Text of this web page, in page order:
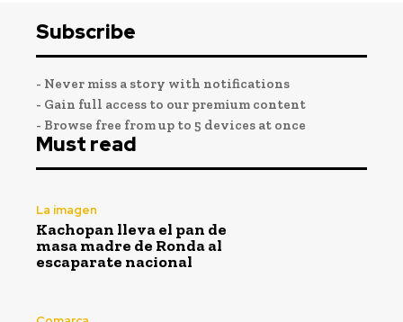
Subscribe
- Never miss a story with notifications
- Gain full access to our premium content
- Browse free from up to 5 devices at once
Must read
La imagen
Kachopan lleva el pan de
masa madre de Ronda al
escaparate nacional